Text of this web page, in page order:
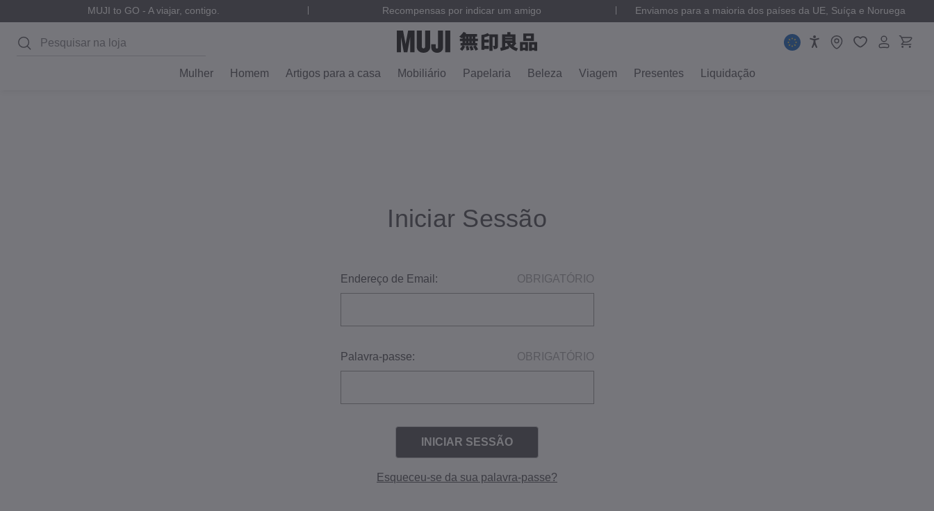
MUJI to GO - A viajar, contigo. Recompensas por indicar um amigo Enviamos para a maioria dos países da UE, Suíça e Noruega
Pesquisar
Mulher Homem Artigos para a casa Mobiliário Papelaria Beleza Viagem Presentes Liquidação
Iniciar Sessão
Endereço de Email: OBRIGATÓRIO
Palavra-passe: OBRIGATÓRIO
Esqueceu-se da sua palavra-passe?